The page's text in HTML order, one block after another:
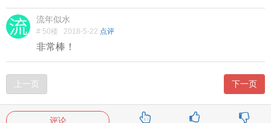
流年似水
# 50楼 2018-5-22 点评
非常棒！
上一页 下一页
评论